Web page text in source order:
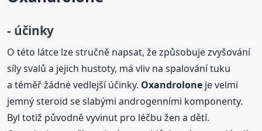
- účinky
O této látce lze stručně napsat, že způsobuje zvyšování
síly svalů a jejich hustoty, má vliv na spalování tuku
a téměř žádné vedlejší účinky. Oxandrolone je velmi
jemný steroid se slabými androgenními komponenty.
Byl totiž původně vyvinut pro léčbu žen a dětí.